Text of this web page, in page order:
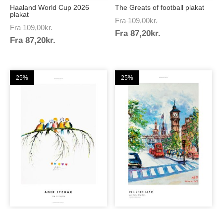
Haaland World Cup 2026
plakat
Fra 109,00kr.Prisinterval:
109,00kr.
Fra 87,20kr.
The Greats of football plakat
Fra 109,00kr.Prisinterval:
109,00kr.
Fra 87,20kr.
25% 25%